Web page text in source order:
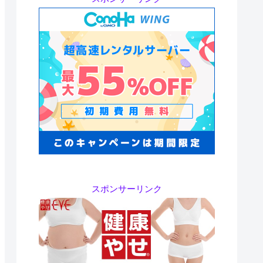
スポンサーリンク